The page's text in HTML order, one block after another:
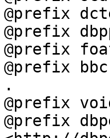
@prefix
@prefix
@prefix
@prefix
.
@prefix
@prefix